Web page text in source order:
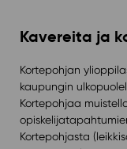
Kavereita ja
Kortepohjan
kaupungin
Kortepohjaa
Kortepohjasta